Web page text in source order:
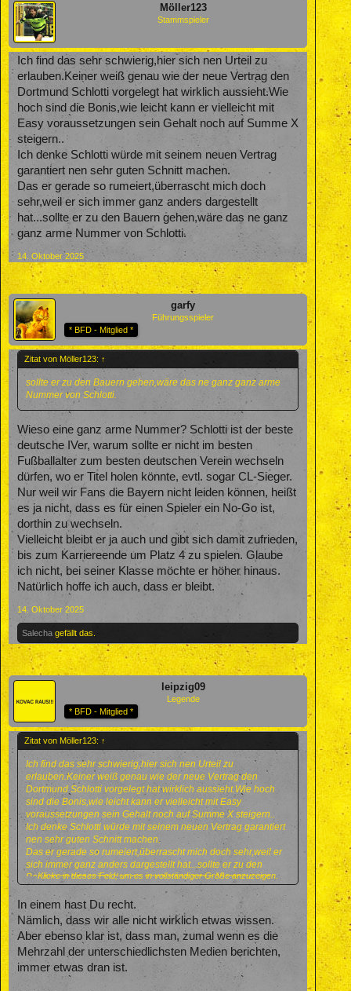
Möller123
Stammspieler
Ich find das sehr schwierig,hier sich nen Urteil zu
erlauben.Keiner weiß genau wie der neue Vertrag den
Dortmund Schlotti vorgelegt hat wirklich aussieht.Wie
hoch sind die Bonis,wie leicht kann er vielleicht mit
Easy voraussetzungen sein Gehalt noch auf Summe X
steigern..
Ich denke Schlotti würde mit seinem neuen Vertrag
garantiert nen sehr guten Schnitt machen.
Das er gerade so rumeiert,überrascht mich doch
sehr,weil er sich immer ganz anders dargestellt
hat...sollte er zu den Bauern gehen,wäre das ne ganz
ganz arme Nummer von Schlotti.
14. Oktober 2025
garfy
Führungsspieler
* BFD - Mitglied *
Zitat von Möller123: ↑
sollte er zu den Bauern gehen,wäre das ne ganz ganz arme
Nummer von Schlotti.
Wieso eine ganz arme Nummer? Schlotti ist der beste
deutsche IVer, warum sollte er nicht im besten
Fußballalter zum besten deutschen Verein wechseln
dürfen, wo er Titel holen könnte, evtl. sogar CL-Sieger.
Nur weil wir Fans die Bayern nicht leiden können, heißt
es ja nicht, dass es für einen Spieler ein No-Go ist,
dorthin zu wechseln.
Vielleicht bleibt er ja auch und gibt sich damit zufrieden,
bis zum Karriereende um Platz 4 zu spielen. Glaube
ich nicht, bei seiner Klasse möchte er höher hinaus.
Natürlich hoffe ich auch, dass er bleibt.
14. Oktober 2025
Salecha gefällt das.
leipzig09
Legende
* BFD - Mitglied *
Zitat von Möller123: ↑
Ich find das sehr schwierig,hier sich nen Urteil zu
erlauben.Keiner weiß genau wie der neue Vertrag den
Dortmund Schlotti vorgelegt hat wirklich aussieht.Wie hoch
sind die Bonis,wie leicht kann er vielleicht mit Easy
voraussetzungen sein Gehalt noch auf Summe X steigern..
Ich denke Schlotti würde mit seinem neuen Vertrag garantiert
nen sehr guten Schnitt machen.
Das er gerade so rumeiert,überrascht mich doch sehr,weil er
sich immer ganz anders dargestellt hat...sollte er zu den
Bauern gehen,wäre das ne ganz ganz arme Nummer von
Klicke in dieses Feld, um es in vollständiger Größe anzuzeigen.
In einem hast Du recht.
Nämlich, dass wir alle nicht wirklich etwas wissen.
Aber ebenso klar ist, dass man, zumal wenn es die
Mehrzahl der unterschiedlichsten Medien berichten,
immer etwas dran ist.